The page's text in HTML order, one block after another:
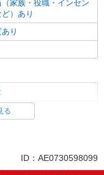
家族・役職・インセン
）あり
り
る
ID：AE0730598099